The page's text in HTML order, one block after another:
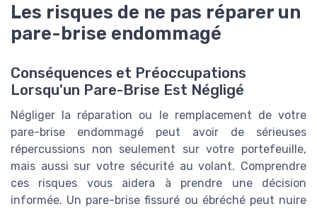
Les risques de ne pas réparer un
pare-brise endommagé
Conséquences et Préoccupations
Lorsqu'un Pare-Brise Est Négligé
Négliger la réparation ou le remplacement de votre
pare-brise endommagé peut avoir de sérieuses
répercussions non seulement sur votre portefeuille,
mais aussi sur votre sécurité au volant. Comprendre
ces risques vous aidera à prendre une décision
informée. Un pare-brise fissuré ou ébréché peut nuire